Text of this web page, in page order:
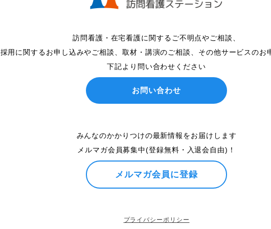
訪問看護・在宅看護に関するご不明点やご相談、
採用に関するお申し込みやご相談、取材・講演のご相談、その他サービスのお
下記より問い合わせください
お問い合わせ
みんなのかかりつけの最新情報をお届けします
メルマガ会員募集中(登録無料・入退会自由)！
メルマガ会員に登録
プライバシーポリシー